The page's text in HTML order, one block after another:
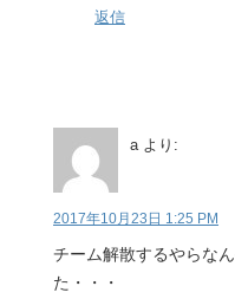
返信
a より:
2017年10月23日 1:25 PM
チーム解散するやらな
た・・・